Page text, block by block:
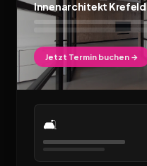
Innenarchitekt Krefeld
Jetzt Termin buchen →
🛋️